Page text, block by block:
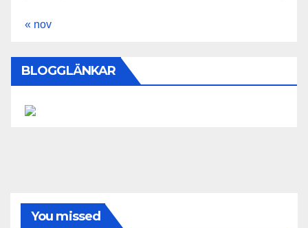
« nov
BLOGGLÄNKAR
You missed